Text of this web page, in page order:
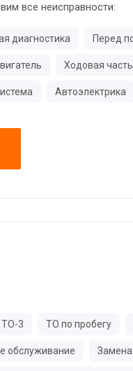
все неисправности:
диагностика Перед
Ходовая часть
Автоэлектрика
ТО-3 ТО по пробегу
обслуживание Замена